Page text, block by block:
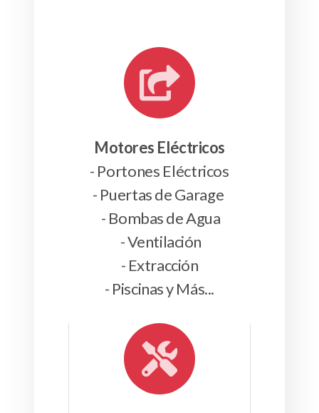
Motores Eléctricos
- Portones Eléctricos
- Puertas de Garage
- Bombas de Agua
- Ventilación
- Extracción
- Piscinas y Más...